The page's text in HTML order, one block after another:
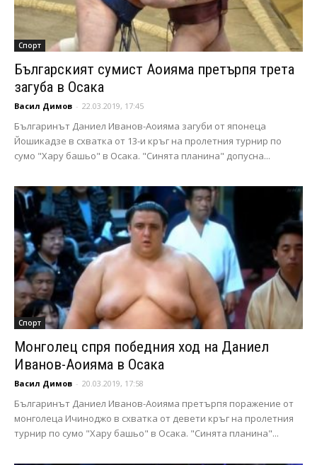
Спорт
Българският сумист Аоияма претърпя трета
загуба в Осака
Васил Димов - 22.03.2019, 17:45
Българинът Даниел Иванов-Аоияма загуби от японеца
Йошикадзе в схватка от 13-и кръг на пролетния турнир по
сумо "Хару башьо" в Осака. "Синята планина" допусна...
Спорт
Монголец спря победния ход на Даниел
Иванов-Аоияма в Осака
Васил Димов - 20.03.2019, 17:58
Българинът Даниел Иванов-Аоияма претърпя поражение от
монголеца Ичиноджо в схватка от девети кръг на пролетния
турнир по сумо "Хару башьо" в Осака. "Синята планина"...